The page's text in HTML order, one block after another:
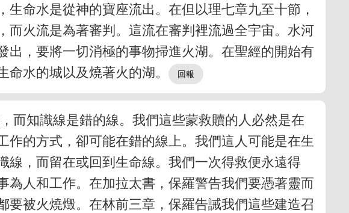
命水是從神的寶座流出。在但以理七章九至十節，
火流是為著審判。這流在審判裡流過全宇宙。水河
，要將一切消極的事物掃進火湖。在聖經的開始有
水的城以及燒著火的湖。
而知識線是錯的線。我們這些蒙救贖的人必然是在
的方式，卻可能在錯的線上。我們這人可能是在生
，而留在或回到生命線。我們一次得救便永遠得
人和工作。在加拉太書，保羅警告我們要憑著靈而
要被火燒燬。在林前三章，保羅告誡我們這些建造召